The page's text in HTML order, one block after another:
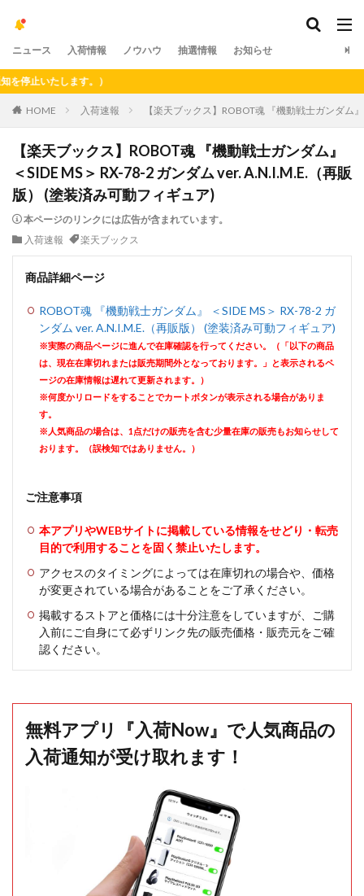
ニュース 入荷情報 ノウハウ 抽選情報 お知らせ
いたします。）
HOME 入荷速報 【楽天ブックス】ROBOT魂 『機動戦士ガンダム
【楽天ブックス】ROBOT魂 『機動戦士ガンダム』
＜SIDE MS＞ RX-78-2 ガンダム ver. A.N.I.M.E.（再販
版） (塗装済み可動フィギュア)
本ページのリンクには広告が含まれています。
入荷速報
楽天ブックス
商品詳細ページ
ROBOT魂 『機動戦士ガンダム』 ＜SIDE MS＞ RX-78-2 ガ
ンダム ver. A.N.I.M.E.（再販版） (塗装済み可動フィギュア)
※実際の商品ページに進んで在庫確認を行ってください。（「以下の商品
は、現在在庫切れまたは販売期間外となっております。」と表示されるペ
ージの在庫情報は遅れて更新されます。）
※何度かリロードをすることでカートボタンが表示される場合がありま
す。
※人気商品の場合は、1点だけの販売を含む少量在庫の販売もお知らせして
おります。（誤検知ではありません。）
ご注意事項
本アプリやWEBサイトに掲載している情報をせどり・転売
目的で利用することを固く禁止いたします。
アクセスのタイミングによっては在庫切れの場合や、価格
が変更されている場合があることをご了承ください。
掲載するストアと価格には十分注意をしていますが、ご購
入前にご自身にて必ずリンク先の販売価格・販売元をご確
認ください。
無料アプリ『入荷Now』で人気商品の
入荷通知が受け取れます！